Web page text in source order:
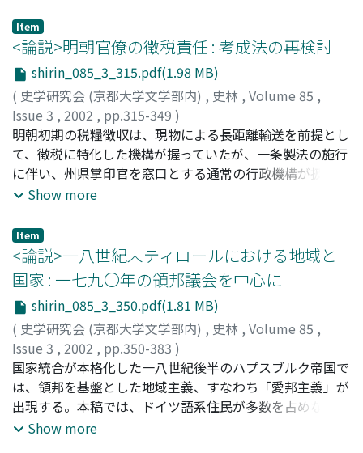
化、という三つの視座を導入する。先行研究の関心は、連
邦結成論の起源であるトランスヴァールに偏ってきた。し
かし、短期間で連邦結成が実現した理由は、イギリス系と
オランダ系(アフリカーナと自称) の「協力の歴史」が存在
したケープに求めるべきである。当地が提唱する「和解」
は、とくに一大「国民」運動としての「連邦結成運動」
と、同運動の機関誌『ステイト』誌とを通して、南ア全域
に拡大した。ここに確立した表象は、一九九四年まで白人
国家として存立することとなる南ア国家においても、文化
統合の基本装置となっていく。
Item
<論説>明朝官僚の徴税責任 : 考成法の再検討
shirin_085_3_315.pdf(1.98 MB)
( 史学研究会 (京都大学文学部内) , 史林 , Volume 85 ,
Issue 3 , 2002 , pp.315-349 )
谷井, 陽子;TANII, Yoko タニイ, ヨウコ
明朝初期の税糧徴収は、現物による長距離輸送を前提とし
て、徴税に特化した機構が握っていたが、一条製法の施行
に伴い、州県掌印官を窓口とする通常の行政機構が扱うよ
うになる。それによって、明中期には税糧徴収の責任体系
た。これは撫按を頂点とする行政機構の再組織化の一環で
もある。万暦期の張居正による考成法は、こうした動きの
帰結であり、撫按による監督業務を中央でさらに統制しよ
うとするものであった。考成法は張居正以後も一貫して運
用されたが、抜け道が多く、実際の人事との結びつきも薄
弱であったため、徴税実績の向上に与えた効果は疑わし
い。税糧徴収の徹底が明朝政権を支える縉紳地主層の利益
に抵触するものであった以上、実効を上げ得る制度の設
立・施行には限界があった。この限界は明清交替に伴う政
治状況の一変によって破られ、徴税に関する官僚統制も根
本的に変化することになる。
Show more
Item
<論説>一八世紀末ティロールにおける地域と
国家 : 一七九〇年の領邦議会を中心に
shirin_085_3_350.pdf(1.81 MB)
( 史学研究会 (京都大学文学部内) , 史林 , Volume 85 ,
Issue 3 , 2002 , pp.350-383 )
佐久間, 大介;SAKUMA, Daisuke;サクマ, ダイスケ
国家統合が本格化した一八世紀後半のハプスブルク帝国で
は、領邦を基盤とした地域主義、すなわち「愛邦主義」が
出現する。本稿では、ドイツ語系住民が多数を占めながら
も少数派としてイタリア語系住民が存在していたティロー
Show more